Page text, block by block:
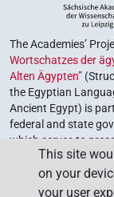
The Academies’
Wortschatzes der
Alten Ägypten”
the Egyptian
Ancient Egypt) is
federal and state
which serves to
The program is
of Sciences and
This site
on your
your user